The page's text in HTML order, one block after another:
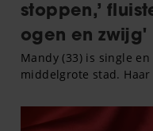
partners kunnen deze
informatie die u aan ze
gaat akkoord met onze